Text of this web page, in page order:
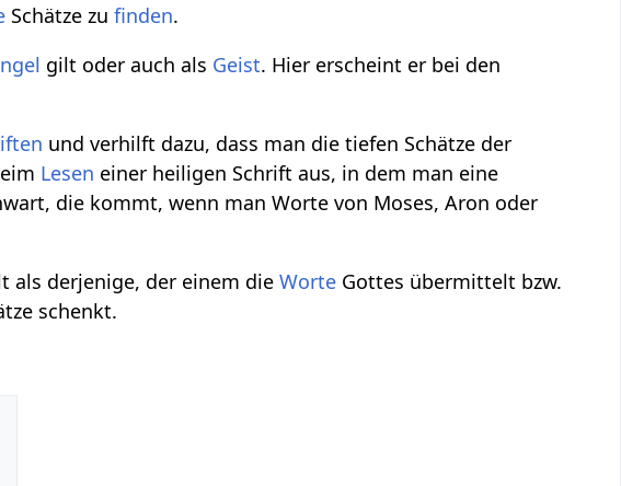
Schätze zufinden.
gilt oder auch als Geist. Hier erscheint er bei den
und verhilft dazu, dass man die tiefen Schätze der
Lesen einer heiligen Schrift aus, in dem man eine
die kommt, wenn man Worte von Moses, Aron oder
als derjenige, der einem dieWorte Gottes übermittelt bzw.
schenkt.